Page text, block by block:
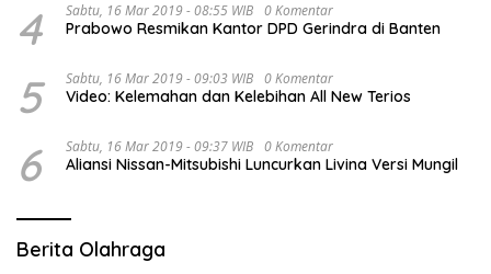
4 Sabtu, 16 Mar 2019 - 08:55 WIB 0 Komentar
Prabowo Resmikan Kantor DPD Gerindra di Banten
5 Sabtu, 16 Mar 2019 - 09:03 WIB 0 Komentar
Video: Kelemahan dan Kelebihan All New Terios
6 Sabtu, 16 Mar 2019 - 09:37 WIB 0 Komentar
Aliansi Nissan-Mitsubishi Luncurkan Livina Versi Mungil
Berita Olahraga